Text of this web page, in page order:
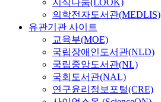
지식나눔(LOOK)
의학전자도서관(MEDLIS)
유관기관 사이트
교육부(MOE)
국립장애인도서관(NLD)
국립중앙도서관(NL)
국회도서관(NAL)
연구윤리정보포털(CRE)